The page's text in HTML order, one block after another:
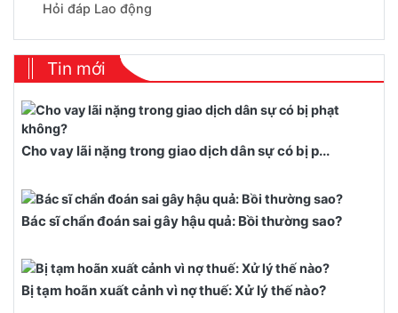
Hỏi đáp Lao động
Tin mới
Cho vay lãi nặng trong giao dịch dân sự có bị p...
Bác sĩ chẩn đoán sai gây hậu quả: Bồi thường sao?
Bị tạm hoãn xuất cảnh vì nợ thuế: Xử lý thế nào?